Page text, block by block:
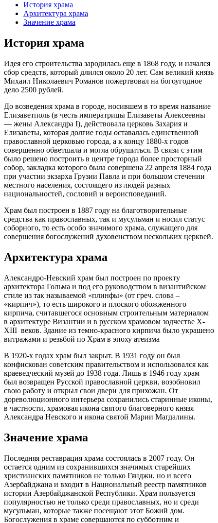
История храма
Архитектура храма
Значение храма
История храма
Идея его строительства зародилась еще в 1868 году, и начался
сбор средств, который длился около 20 лет. Сам великий князь
Михаил Николаевич Романов пожертвовал на богоугодное
дело 2500 рублей.
До возведения храма в городе, носившем в то время название
Елизаветполь (в честь императрицы Елизаветы Алексеевны
— жены Александра I), действовала церковь Захария и
Елизаветы, которая долгие годы оставалась единственной
православной церковью города, а к концу 1880-х годов
совершенно обветшала и могла обрушиться. В связи с этим
было решено построить в центре города более просторный
собор, закладка которого была совершена 22 апреля 1884 года
при участии экзарха Грузии Павла и при большом стечении
местного населения, состоящего из людей разных
национальностей, сословий и вероисповеданий.
Храм был построен в 1887 году на благотворительные
средства как православных, так и мусульман и носил статус
соборного, то есть особо значимого храма, служащего для
совершения богослужений духовенством нескольких церквей.
Архитектура храма
Александро-Невский храм был построен по проекту
архитектора Гольма и под его руководством в византийском
стиле из так называемой «плинфы» (от греч. слова –
«кирпич»), то есть широкого и плоского обожженного
кирпича, считавшегося основным строительным материалом
в архитектуре Византии и в русском храмовом зодчестве X-
XIII веков. Здание из темно-красного кирпича было украшено
витражами и резьбой по Храм в эпоху атеизма
В 1920-х годах храм был закрыт. В 1931 году он был
конфискован советским правительством и использовался как
краеведческий музей до 1938 года. Лишь в 1946 году храм
был возвращен Русской православной церкви, возобновил
свою работу и открыл свои двери для прихожан. От
дореволюционного интерьера сохранились старинные иконы,
в частности, храмовая икона святого благоверного князя
Александра Невского и икона святой Марии Магдалины.
Значение храма
Последняя реставрация храма состоялась в 2007 году. Он
остается одним из сохранившихся значимых старейших
христианских памятников не только Гянджи, но и всего
Азербайджана и входит в Национальный реестр памятников
истории Азербайджанской Республики. Храм пользуется
популярностью не только среди православных, но и среди
мусульман, которые также посещают этот Божий дом.
Богослужения в храме совершаются по субботним и